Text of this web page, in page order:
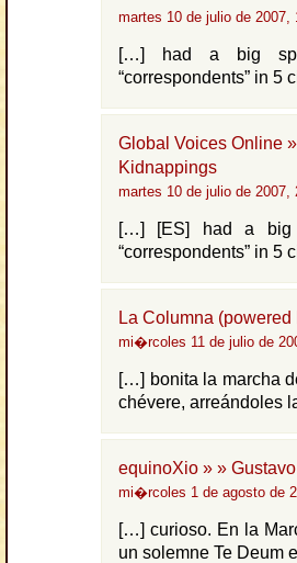
martes 10 de julio de 2007,
[…] had a big
“correspondents” in
Global Voices Online
Kidnappings
martes 10 de julio de 2007,
[…] [ES] had a big
“correspondents” in
La Columna
mi�rcoles 11 de julio de
[…] bonita la marcha
chévere, arreándoles
equinoXio » »
mi�rcoles 1 de agosto de
[…] curioso. En la
un solemne Te Deum